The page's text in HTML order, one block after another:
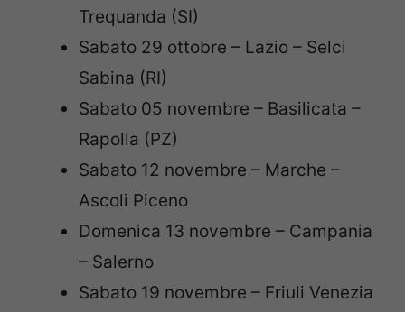
Trequanda (SI)
Sabato 29 ottobre – Lazio – Selci
Sabina (RI)
Sabato 05 novembre – Basilicata –
Rapolla (PZ)
Sabato 12 novembre – Marche –
Ascoli Piceno
Domenica 13 novembre – Campania
– Salerno
Sabato 19 novembre – Friuli Venezia